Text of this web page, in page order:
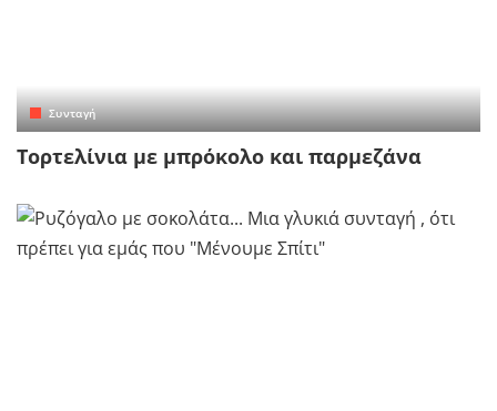
Συνταγή
Τορτελίνια με μπρόκολο και παρμεζάνα